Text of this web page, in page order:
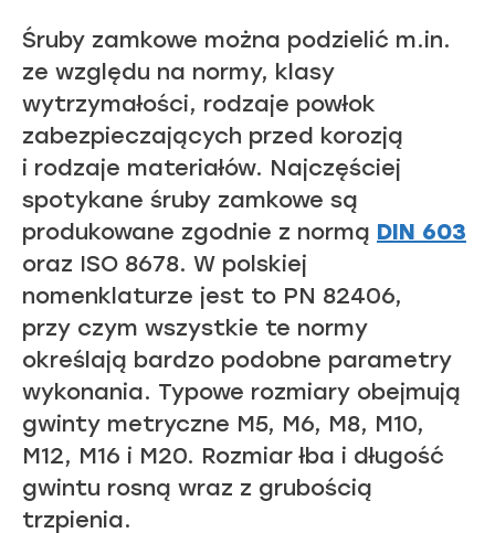
Śruby zamkowe można podzielić m.in.
ze względu na normy, klasy
wytrzymałości, rodzaje powłok
zabezpieczających przed korozją
i rodzaje materiałów. Najczęściej
spotykane śruby zamkowe są
produkowane zgodnie z normą DIN 603
oraz ISO 8678. W polskiej
nomenklaturze jest to PN 82406,
przy czym wszystkie te normy
określają bardzo podobne parametry
wykonania. Typowe rozmiary obejmują
gwinty metryczne M5, M6, M8, M10,
M12, M16 i M20. Rozmiar łba i długość
gwintu rosną wraz z grubością
trzpienia.